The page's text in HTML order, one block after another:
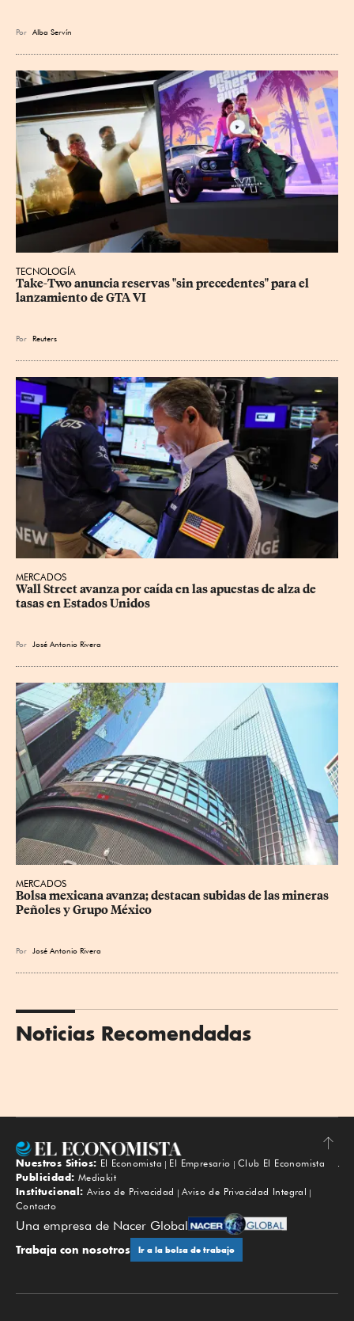
Por Alba Servín
TECNOLOGÍA
Take-Two anuncia reservas "sin precedentes" para el
lanzamiento de GTA VI
Por Reuters
MERCADOS
Wall Street avanza por caída en las apuestas de alza de
tasas en Estados Unidos
Por José Antonio Rivera
MERCADOS
Bolsa mexicana avanza; destacan subidas de las mineras
Peñoles y Grupo México
Por José Antonio Rivera
Noticias Recomendadas
Subir
Nuestros Sitios: El Economista El Empresario
Club El Economista
Publicidad: Mediakit
Institucional: Aviso de Privacidad
Aviso de Privacidad Integral
Contacto
Una empresa de Nacer Global
Trabaja con nosotros Ir a la bolsa de trabajo